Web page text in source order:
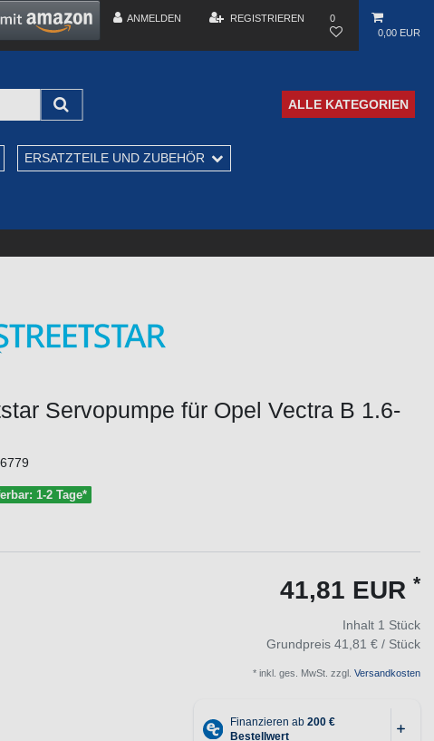
ANMELDEN REGISTRIEREN
0
0,00 EUR
ALLE KATEGORIEN
ERSATZTEILE UND ZUBEHÖR
Servopumpe für Opel Vectra B 1.6-
6779
1-2 Tage*
41,81 EUR *
Inhalt 1 Stück
Grundpreis 41,81 € / Stück
* inkl. ges. MwSt. zzgl. Versandkosten